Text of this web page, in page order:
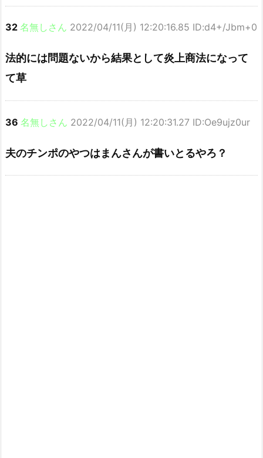
32 名無しさん 2022/04/11(月) 12:20:16.85 ID:d4+/Jbm+0
法的には問題ないから結果として炎上商法になって
て草
36 名無しさん 2022/04/11(月) 12:20:31.27 ID:Oe9ujz0ur
夫のチンポのやつはまんさんが書いとるやろ？